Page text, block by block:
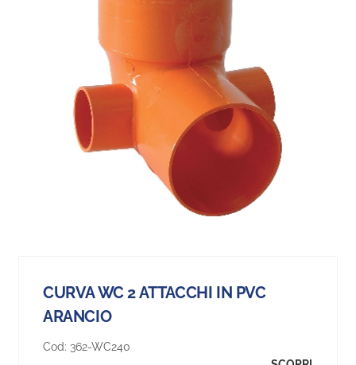
CURVA WC 2 ATTACCHI IN PVC
ARANCIO
Cod: 362-WC240